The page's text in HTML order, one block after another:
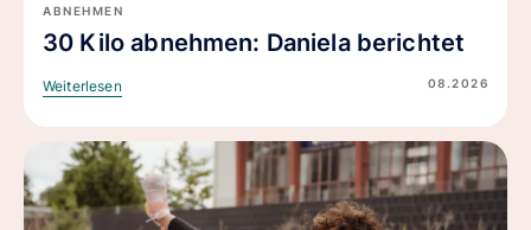
ABNEHMEN
30 Kilo abnehmen: Daniela berichtet
Weiterlesen 08.2026